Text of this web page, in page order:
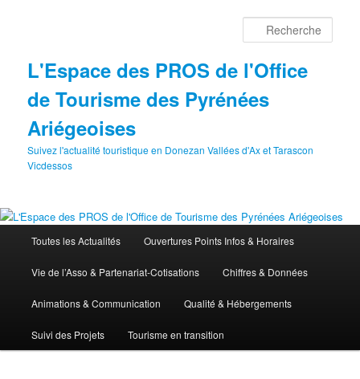
L'Espace des PROS de l'Office
de Tourisme des Pyrénées
Ariégeoises
Suivez l'actualité touristique en Donezan Vallées d'Ax et Tarascon
Vicdessos
principal
Toutes les Actualités Ouvertures Points Infos & Horaires
Vie de l’Asso & Partenariat-Cotisations Chiffres & Données
Animations & Communication Qualité & Hébergements
Suivi des Projets Tourisme en transition